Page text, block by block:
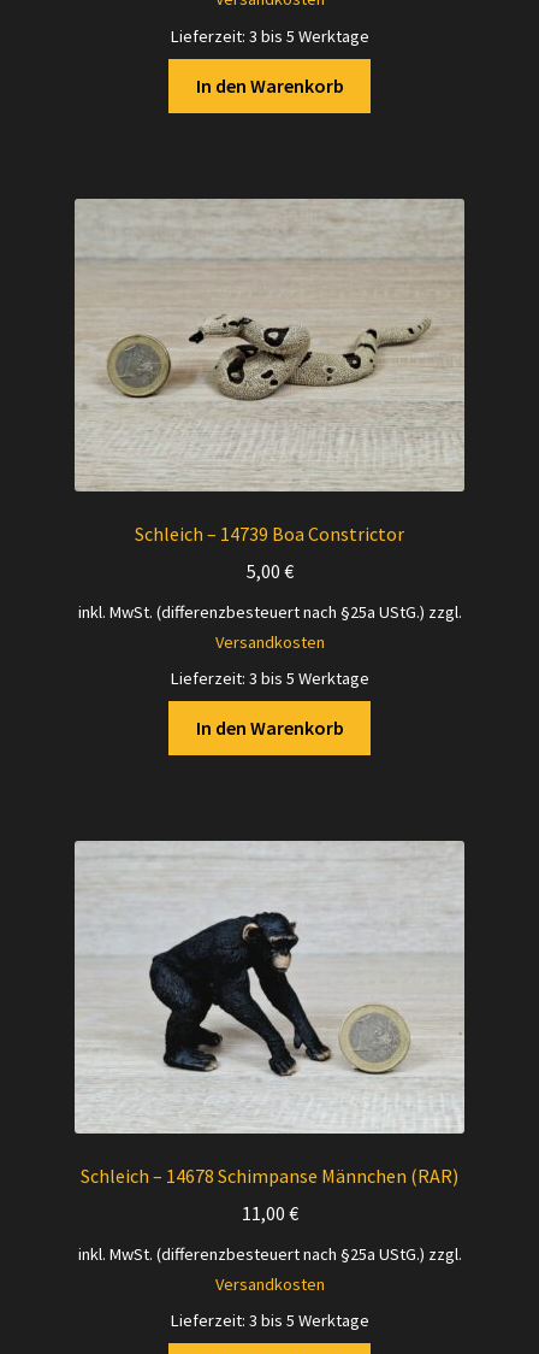
Lieferzeit: 3 bis 5 Werktage
In den Warenkorb
Schleich – 14739 Boa Constrictor
5,00 €
inkl. MwSt. (differenzbesteuert nach §25a UStG.) zzgl.
Versandkosten
Lieferzeit: 3 bis 5 Werktage
In den Warenkorb
Schleich – 14678 Schimpanse Männchen (RAR)
11,00 €
inkl. MwSt. (differenzbesteuert nach §25a UStG.) zzgl.
Versandkosten
Lieferzeit: 3 bis 5 Werktage